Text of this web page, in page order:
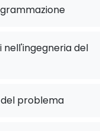
nell'ingegneria del
problema